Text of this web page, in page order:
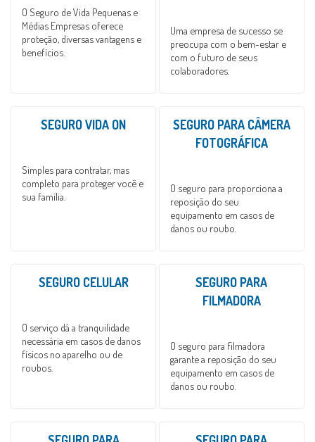
O Seguro de Vida Pequenas e
Médias Empresas oferece
proteção, diversas vantagens e
benefícios.
Uma empresa de sucesso se
preocupa com o bem-estar e
com o futuro de seus
colaboradores.
SEGURO VIDA ON
Simples para contratar, mas
completo para proteger você e
sua família.
SEGURO PARA CÂMERA
FOTOGRÁFICA
O seguro para proporciona a
reposição do seu
equipamento em casos de
danos ou roubo.
SEGURO CELULAR
O serviço dá a tranquilidade
necessária em casos de danos
físicos no aparelho ou de
roubos.
SEGURO PARA
FILMADORA
O seguro para filmadora
garante a reposição do seu
equipamento em casos de
danos ou roubo.